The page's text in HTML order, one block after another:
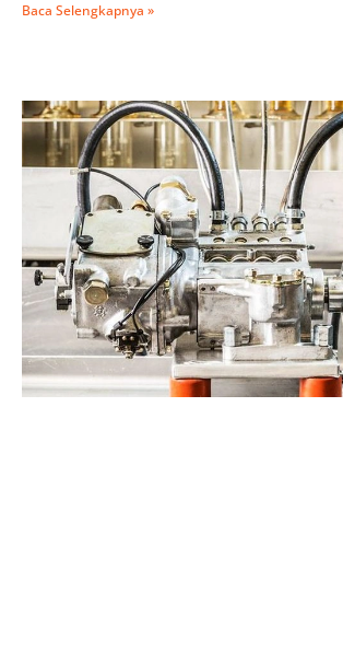
Baca Selengkapnya »